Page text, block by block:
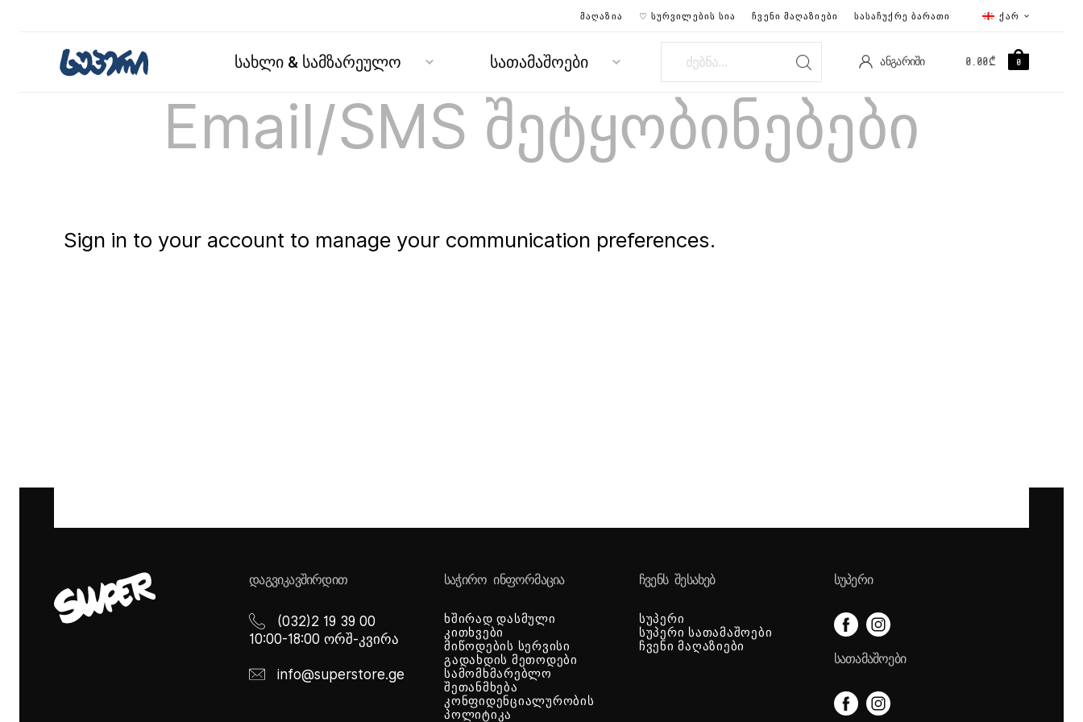
ᲥᲐᲠ
ᲛᲐᲦᲐᲖᲘᲐ ♡ ᲡᲣᲠᲕᲘᲚᲔᲑᲘᲡ ᲡᲘᲐ ᲩᲕᲔᲜᲘ ᲛᲐᲦᲐᲖᲘᲔᲑᲘ ᲡᲐᲡᲐᲩᲣᲥᲠᲔ ᲑᲐᲠᲐᲗᲘ
სახლი & სამზარეულო სათამაშოები ᲐᲜᲒᲐᲠᲘᲨᲘ 0.00₾ 0
Email/SMS შეტყობინებები
Sign in to your account to manage your communication preferences.
ᲓᲐᲒᲕᲘᲙᲐᲕᲨᲘᲠᲓᲘᲗ
(032)2 19 39 00
10:00-18:00 ორშ-კვირა
info@superstore.ge
ᲡᲐᲭᲘᲠᲝ ᲘᲜᲤᲝᲠᲛᲐᲪᲘᲐ
ხშირად დასმული
კითხვები
მიწოდების სერვისი
გადახდის მეთოდები
სამომხმარებლო
შეთანმხება
კონფიდენციალურობის
პოლიტიკა
ᲩᲕᲔᲜᲡ ᲨᲔᲡᲐᲮᲔᲑ
სუპერი
სუპერი სათამაშოები
ჩვენი მაღაზიები
ᲡᲣᲞᲔᲠᲘ
ᲡᲐᲗᲐᲛᲐᲨᲝᲔᲑᲘ